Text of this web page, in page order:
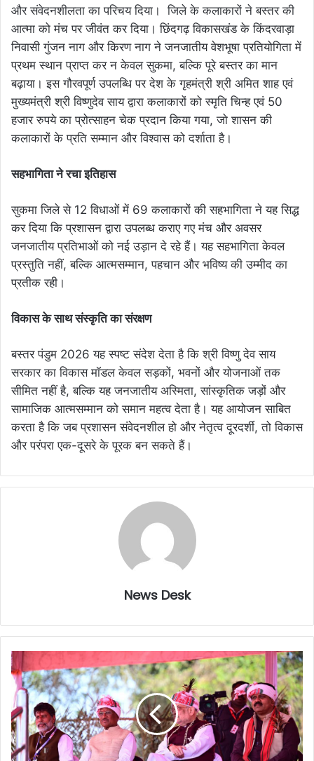
और संवेदनशीलता का परिचय दिया। जिले के कलाकारों ने बस्तर की
आत्मा को मंच पर जीवंत कर दिया। छिंदगढ़ विकासखंड के किंदरवाड़ा
निवासी गुंजन नाग और किरण नाग ने जनजातीय वेशभूषा प्रतियोगिता में
प्रथम स्थान प्राप्त कर न केवल सुकमा, बल्कि पूरे बस्तर का मान
बढ़ाया। इस गौरवपूर्ण उपलब्धि पर देश के गृहमंत्री श्री अमित शाह एवं
मुख्यमंत्री श्री विष्णुदेव साय द्वारा कलाकारों को स्मृति चिन्ह एवं 50
हजार रुपये का प्रोत्साहन चेक प्रदान किया गया, जो शासन की
कलाकारों के प्रति सम्मान और विश्वास को दर्शाता है।
सहभागिता ने रचा इतिहास
सुकमा जिले से 12 विधाओं में 69 कलाकारों की सहभागिता ने यह सिद्ध
कर दिया कि प्रशासन द्वारा उपलब्ध कराए गए मंच और अवसर
जनजातीय प्रतिभाओं को नई उड़ान दे रहे हैं। यह सहभागिता केवल
प्रस्तुति नहीं, बल्कि आत्मसम्मान, पहचान और भविष्य की उम्मीद का
प्रतीक रही।
विकास के साथ संस्कृति का संरक्षण
बस्तर पंडुम 2026 यह स्पष्ट संदेश देता है कि श्री विष्णु देव साय
सरकार का विकास मॉडल केवल सड़कों, भवनों और योजनाओं तक
सीमित नहीं है, बल्कि यह जनजातीय अस्मिता, सांस्कृतिक जड़ों और
सामाजिक आत्मसम्मान को समान महत्व देता है। यह आयोजन साबित
करता है कि जब प्रशासन संवेदनशील हो और नेतृत्व दूरदर्शी, तो विकास
और परंपरा एक-दूसरे के पूरक बन सकते हैं।
News Desk